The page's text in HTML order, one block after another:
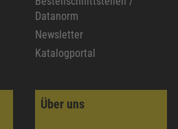
Datanorm
Newsletter
Katalogportal
Über uns